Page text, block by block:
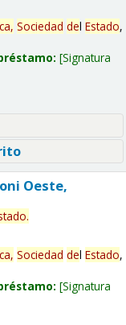
Sociedad del Estado,
Signatura
Oeste,
.
Sociedad del Estado,
Signatura